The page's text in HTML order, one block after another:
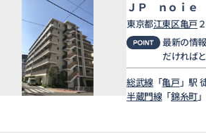
ＪＰ ｎｏｉｅ
東京都江東区亀戸
最新の情
だければ
総武線「亀戸」駅
半蔵門線「錦糸町